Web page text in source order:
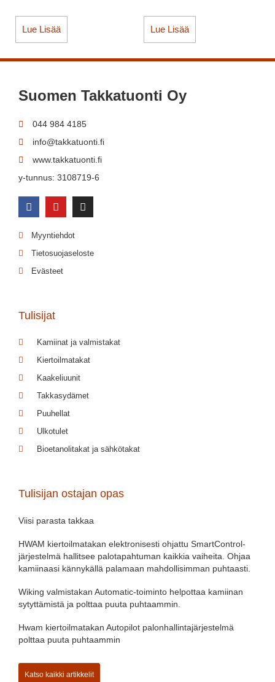
Lue Lisää Lue Lisää
Suomen Takkatuonti Oy
044 984 4185
info@takkatuonti.fi
www.takkatuonti.fi
y-tunnus: 3108719-6
Myyntiehdot
Tietosuojaseloste
Evästeet
Tulisijat
Kamiinat ja valmistakat
Kiertoilmatakat
Kaakeliuunit
Takkasydämet
Puuhellat
Ulkotulet
Bioetanolitakat ja sähkötakat
Tulisijan ostajan opas
Viisi parasta takkaa
HWAM kiertoilmatakan elektronisesti ohjattu SmartControl-
järjestelmä hallitsee palotapahtuman kaikkia vaiheita. Ohjaa
kamiinaasi kännykällä palamaan mahdollisimman puhtaasti.
Wiking valmistakan Automatic-toiminto helpottaa kamiinan
sytyttämistä ja polttaa puuta puhtaammin.
Hwam kiertoilmatakan Autopilot palonhallintajärjestelmä
polttaa puuta puhtaammin
Katso kaikki artikkelit